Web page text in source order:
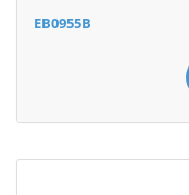
EB0955B